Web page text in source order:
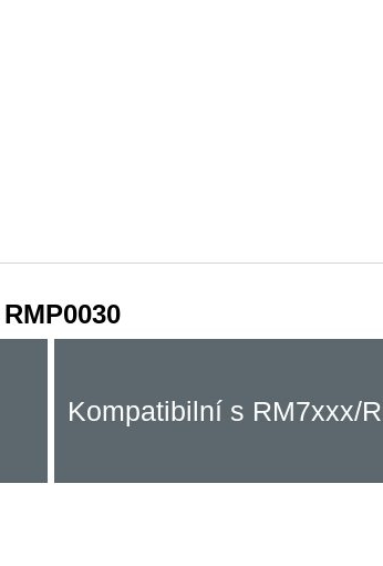
RMP0030
Kompatibilní s RM7xxx/